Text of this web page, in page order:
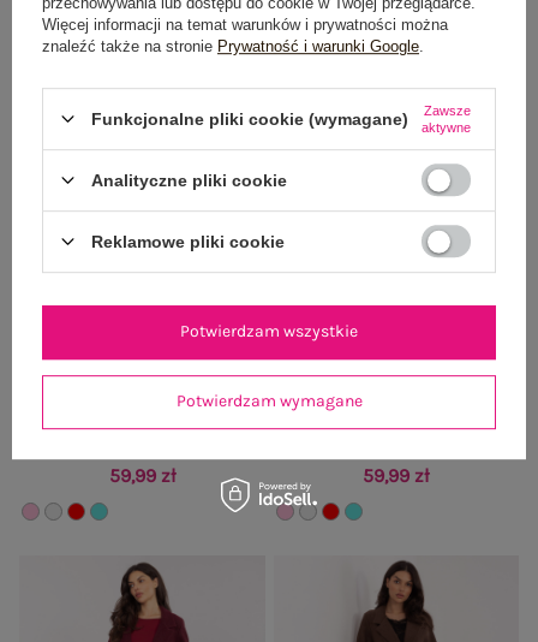
Jasnoszaro-miętowa damska koszula
59,99 zł
Różowa damska koszula z dłuższym
59,99 zł
Więcej informacji na temat warunków i prywatności można
znaleźć także na stronie Prywatność i warunki Google
Funkcjonalne pliki cookie (wymagane)
Zawsze
aktywne
Analityczne pliki cookie
Reklamowe pliki cookie
Potwierdzam wymagane
Potwierdzam wszystkie